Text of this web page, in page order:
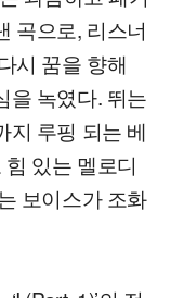
곡으로, 리스너
시 꿈을 향해
을 녹였다. 뛰는
지 루핑 되는 베
있는 멜로디
보이스가 조화